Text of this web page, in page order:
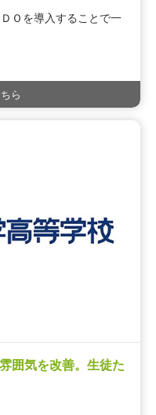
Ｏを導入することで一
ら
囲気を改善。生徒た